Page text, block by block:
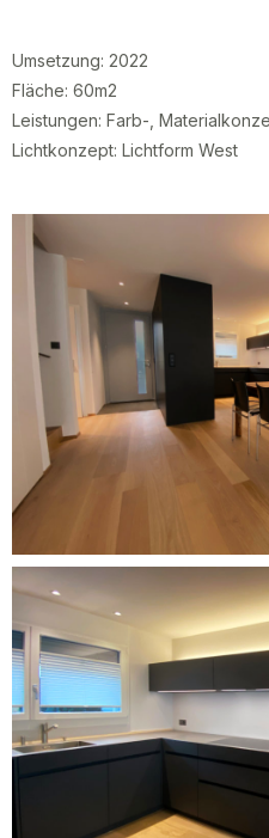
Umsetzung: 2022
Fläche: 60m2
Leistungen: Farb-,
Lichtkonzept: Lichtform West